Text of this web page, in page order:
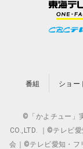
番組 ショー
©「かよチュー」
CO.,LTD. ｜©テレビ
会｜©テレビ愛知・フ